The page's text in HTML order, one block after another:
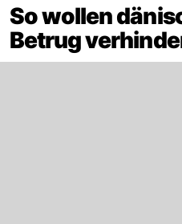
So wollen
Betrug